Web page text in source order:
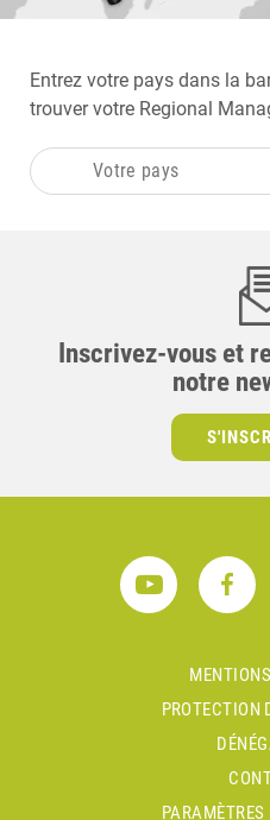
Entrez votre pays dans la
trouver votre Regional
Inscrivez-vous et
notre
PROTECTION
PARAMÈTRES